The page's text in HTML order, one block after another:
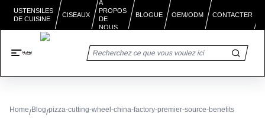
USTENSILES
DE CUISINE
CISEAUX
À
PROPOS
DE
NOUS
BLOGUE OEM/ODM CONTACTER
Home/Blog/pizza-cutting-wheel-china-factory-premier-source-benefits